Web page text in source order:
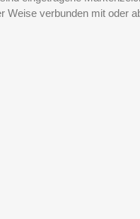
Weise verbunden mit oder